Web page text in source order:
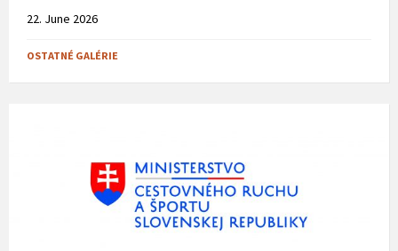
22. June 2026
OSTATNÉ GALÉRIE